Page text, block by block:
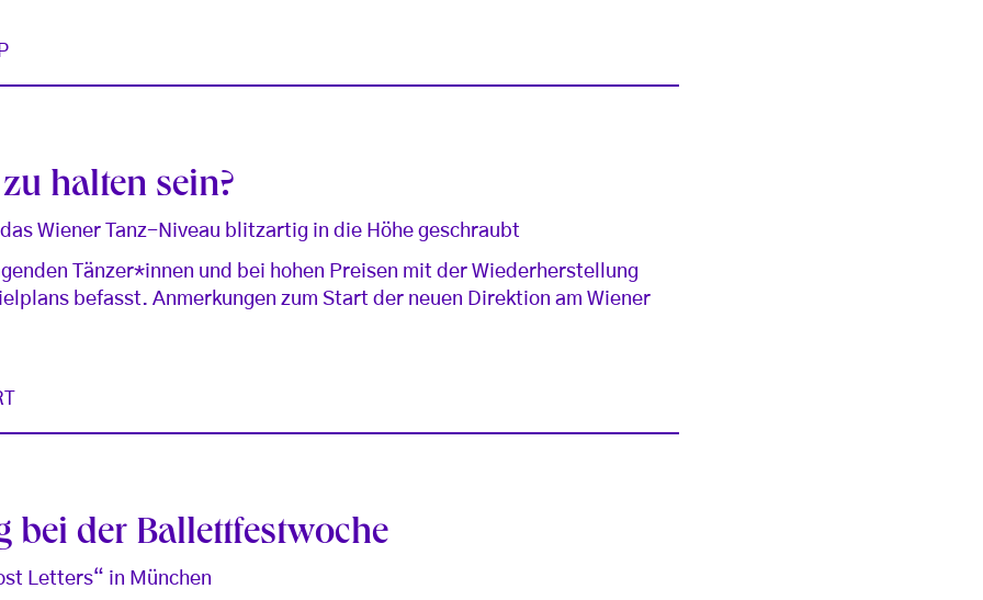
halten sein?
Wiener Tanz-Niveau blitzartig in die Höhe geschraubt
Tänzer*innen und bei hohen Preisen mit der Wiederherstellung
befasst. Anmerkungen zum Start der neuen Direktion am Wiener
bei der Ballettfestwoche
Letters“ in München